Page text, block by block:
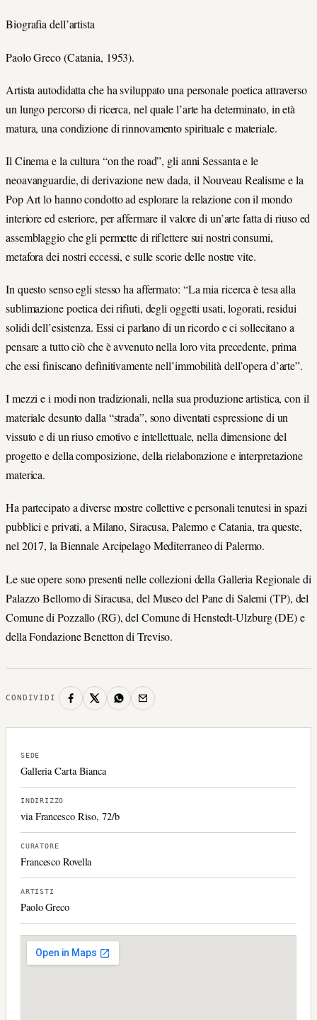
Biografia dell’artista
Paolo Greco (Catania, 1953).
Artista autodidatta che ha sviluppato una personale poetica attraverso
un lungo percorso di ricerca, nel quale l’arte ha determinato, in età
matura, una condizione di rinnovamento spirituale e materiale.
Il Cinema e la cultura “on the road”, gli anni Sessanta e le
neoavanguardie, di derivazione new dada, il Nouveau Realisme e la
Pop Art lo hanno condotto ad esplorare la relazione con il mondo
interiore ed esteriore, per affermare il valore di un’arte fatta di riuso ed
assemblaggio che gli permette di riflettere sui nostri consumi,
metafora dei nostri eccessi, e sulle scorie delle nostre vite.
In questo senso egli stesso ha affermato: “La mia ricerca è tesa alla
sublimazione poetica dei rifiuti, degli oggetti usati, logorati, residui
solidi dell’esistenza. Essi ci parlano di un ricordo e ci sollecitano a
pensare a tutto ciò che è avvenuto nella loro vita precedente, prima
che essi finiscano definitivamente nell’immobilità dell’opera d’arte”.
I mezzi e i modi non tradizionali, nella sua produzione artistica, con il
materiale desunto dalla “strada”, sono diventati espressione di un
vissuto e di un riuso emotivo e intellettuale, nella dimensione del
progetto e della composizione, della rielaborazione e interpretazione
materica.
Ha partecipato a diverse mostre collettive e personali tenutesi in spazi
pubblici e privati, a Milano, Siracusa, Palermo e Catania, tra queste,
nel 2017, la Biennale Arcipelago Mediterraneo di Palermo.
Le sue opere sono presenti nelle collezioni della Galleria Regionale di
Palazzo Bellomo di Siracusa, del Museo del Pane di Salemi (TP), del
Comune di Pozzallo (RG), del Comune di Henstedt-Ulzburg (DE) e
della Fondazione Benetton di Treviso.
CONDIVIDI
SEDE
Galleria Carta Bianca
INDIRIZZO
via Francesco Riso, 72/b
CURATORE
Francesco Rovella
ARTISTI
Paolo Greco